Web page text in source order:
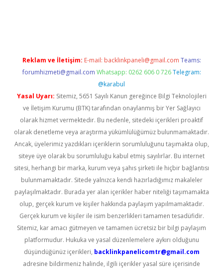
Reklam ve İletişim: E-mail: backlinkpaneli@gmail.com Teams:
forumhizmeti@gmail.com Whatsapp: 0262 606 0 726 Telegram:
@karabul
Yasal Uyarı: Sitemiz, 5651 Sayılı Kanun gereğince Bilgi Teknolojileri
ve İletişim Kurumu (BTK) tarafından onaylanmış bir Yer Sağlayıcı
olarak hizmet vermektedir. Bu nedenle, sitedeki içerikleri proaktif
olarak denetleme veya araştırma yükümlülüğümüz bulunmamaktadır.
Ancak, üyelerimiz yazdıkları içeriklerin sorumluluğunu taşımakta olup,
siteye üye olarak bu sorumluluğu kabul etmiş sayılırlar. Bu internet
sitesi, herhangi bir marka, kurum veya şahıs şirketi ile hiçbir bağlantısı
bulunmamaktadır. Sitede yalnızca kendi hazırladığımız makaleler
paylaşılmaktadır. Burada yer alan içerikler haber niteliği taşımamakta
olup, gerçek kurum ve kişiler hakkında paylaşım yapılmamaktadır.
Gerçek kurum ve kişiler ile isim benzerlikleri tamamen tesadüfidir.
Sitemiz, kar amacı gütmeyen ve tamamen ücretsiz bir bilgi paylaşım
platformudur. Hukuka ve yasal düzenlemelere aykırı olduğunu
düşündüğünüz içerikleri, backlinkpanelicomtr@gmail.com
adresine bildirmeniz halinde, ilgili içerikler yasal süre içerisinde